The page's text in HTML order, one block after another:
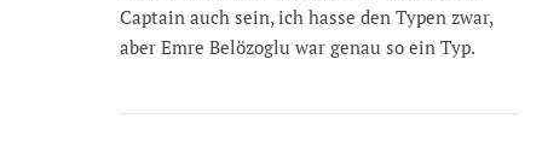
Captain auch sein, ich hasse den Typen zwar,
aber Emre Belözoglu war genau so ein Typ.